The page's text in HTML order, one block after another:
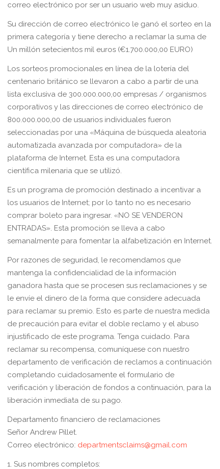
correo electrónico por ser un usuario web muy asiduo.
Su dirección de correo electrónico le ganó el sorteo en la
primera categoría y tiene derecho a reclamar la suma de
Un millón setecientos mil euros (€1.700.000,00 EURO)
Los sorteos promocionales en línea de la lotería del
centenario británico se llevaron a cabo a partir de una
lista exclusiva de 300.000.000,00 empresas / organismos
corporativos y las direcciones de correo electrónico de
800.000.000,00 de usuarios individuales fueron
seleccionadas por una «Máquina de búsqueda aleatoria
automatizada avanzada por computadora» de la
plataforma de Internet. Esta es una computadora
científica milenaria que se utilizó.
Es un programa de promoción destinado a incentivar a
los usuarios de Internet; por lo tanto no es necesario
comprar boleto para ingresar. «NO SE VENDERON
ENTRADAS». Esta promoción se lleva a cabo
semanalmente para fomentar la alfabetización en Internet.
Por razones de seguridad, le recomendamos que
mantenga la confidencialidad de la información
ganadora hasta que se procesen sus reclamaciones y se
le envíe el dinero de la forma que considere adecuada
para reclamar su premio. Esto es parte de nuestra medida
de precaución para evitar el doble reclamo y el abuso
injustificado de este programa. Tenga cuidado. Para
reclamar su recompensa, comuníquese con nuestro
departamento de verificación de reclamos a continuación
completando cuidadosamente el formulario de
verificación y liberación de fondos a continuación, para la
liberación inmediata de su pago.
Departamento financiero de reclamaciones
Señor Andrew Pillet.
Correo electrónico: departmentsclaims@gmail.com
1. Sus nombres completos: